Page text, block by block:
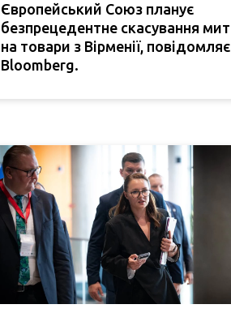
Європейський Союз планує
безпрецедентне скасування мит
на товари з Вірменії, повідомляє
Bloomberg.